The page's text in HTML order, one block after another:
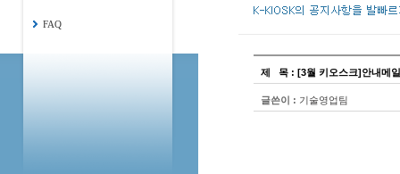
FAQ
제 목 : [3월 키오스크]안내메
글쓴이 : 기술영업팀